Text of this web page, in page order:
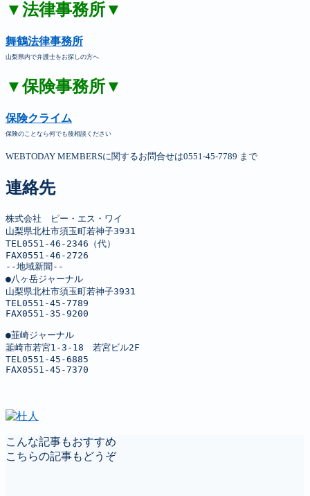
▼法律事務所▼
舞鶴法律事務所
山梨県内で弁護士をお探しの方へ
▼保険事務所▼
保険クライム
保険のことなら何でも後相談ください
WEBTODAY MEMBERSに関するお問合せは0551-45-7789 まで
連絡先
株式会社　ピー・エス・ワイ
山梨県北杜市須玉町若神子3931
TEL0551-46-2346（代）
FAX0551-46-2726
--地域新聞--
●八ヶ岳ジャーナル
山梨県北杜市須玉町若神子3931
TEL0551-45-7789
FAX0551-35-9200
●韮崎ジャーナル
韮崎市若宮1-3-18　若宮ビル2F
TEL0551-45-6885
FAX0551-45-7370
こんな記事もおすすめ
こちらの記事もどうぞ